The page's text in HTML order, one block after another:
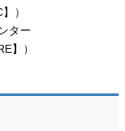
）
ター
】）